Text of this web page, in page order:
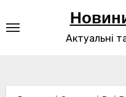
до
Актуальні